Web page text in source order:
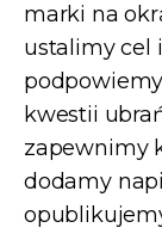
marki na
ustalimy cel
kwestii
zapewnimy
dodamy